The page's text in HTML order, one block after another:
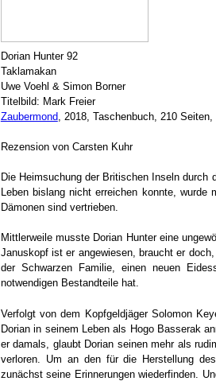
Dorian Hunter 92
Taklamakan
Uwe Voehl & Simon Borner
Titelbild: Mark Freier
Zaubermond , 2018, Taschenbuch, 210
Rezension von Carsten Kuhr
Die Heimsuchung der Britischen Inseln
Leben bislang nicht erreichen konnte,
Dämonen sind vertrieben.
Mittlerweile musste Dorian Hunter eine
Januskopf ist er angewiesen, braucht er
der Schwarzen Familie, einen neuen
notwendigen Bestandteile hat.
Verfolgt von dem Kopfgeldjäger Solomon
Dorian in seinem Leben als Hogo Basserak
er damals, glaubt Dorian seinen mehr als
verloren. Um an den für die Herstellung
zunächst seine Erinnerungen wiederfinden.